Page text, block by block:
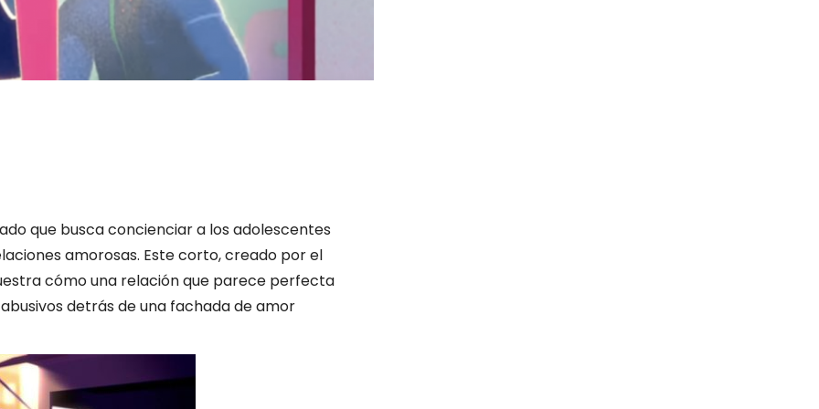
que busca concienciar a los adolescentes
amorosas. Este corto, creado por el
cómo una relación que parece perfecta
detrás de una fachada de amor